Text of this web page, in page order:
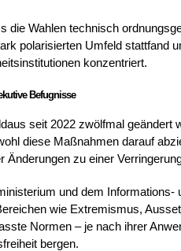
Wahlen technisch
polarisierten Umfeld stattfand
konzentriert.
Befugnisse
seit 2022 zwölfmal
diese Maßnahmen darauf
Änderungen zu einer
und dem Informations-
wie Extremismus,
Normen – je nach ihrer
bergen.